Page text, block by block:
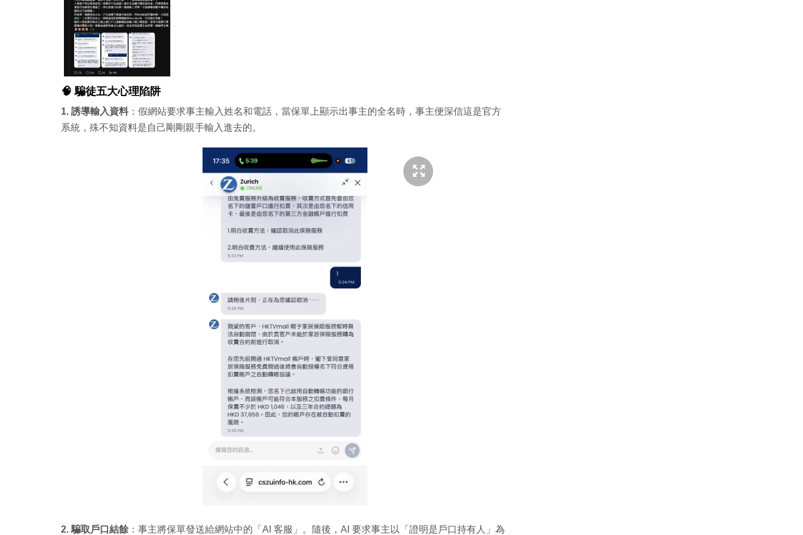
🧠 騙徒五大心理陷阱
1. 誘導輸入資料：假網站要求事主輸入姓名和電話，當保單上顯示出事主的全名時，事主便深信這是官方
系統，殊不知資料是自己剛剛親手輸入進去的。
2. 騙取戶口結餘：事主將保單發送給網站中的「AI 客服」。隨後，AI 要求事主以「證明是戶口持有人」為